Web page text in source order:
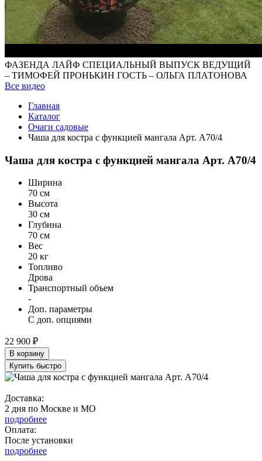
ФАЗЕНДА ЛАЙФ СПЕЦИАЛЬНЫЙ ВЫПУСК ВЕДУЩИЙ
– ТИМОФЕЙ ПРОНЬКИН ГОСТЬ – ОЛЬГА ПЛАТОНОВА
Все видео
Главная
Каталог
Очаги садовые
Чаша для костра с функцией мангала Арт. А70/4
Чаша для костра с функцией мангала Арт. А70/4
Ширина
70 см
Высота
30 см
Глубина
70 см
Вес
20 кг
Топливо
Дрова
Транспортный объем
-
Доп. параметры
С доп. опциями
22 900 ₽
В корзину
Купить быстро
Доставка:
2 дня по Москве и МО
подробнее
Оплата:
После установки
подробнее